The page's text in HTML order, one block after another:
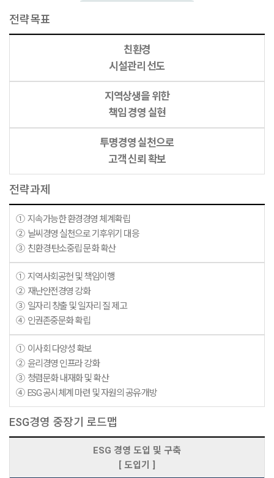
전략목표
친환경
시설관리 선도
지역상생을 위한
책임 경영 실현
투명경영 실천으로
고객 신뢰 확보
전략과제
① 지속가능한 환경경영 체계확립
② 날씨경영 실천으로 기후위기 대응
③ 친환경·탄소중립 문화 확산
① 지역사회공헌 및 책임이행
② 재난안전경영 강화
③ 일자리 창출 및 일자리 질 제고
④ 인권존중문화 확립
① 이사회 다양성 확보
② 윤리경영 인프라 강화
③ 청렴문화 내재화 및 확산
④ ESG 공시체계 마련 및 자원의 공유·개방
ESG경영 중장기 로드맵
ESG 경영 도입 및 구축
[ 도입기 ]